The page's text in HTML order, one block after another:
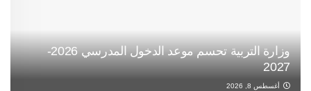
وزارة التربية تحسم موعد الدخول المدرسي 2026-
2027
أغسطس 8, 2026